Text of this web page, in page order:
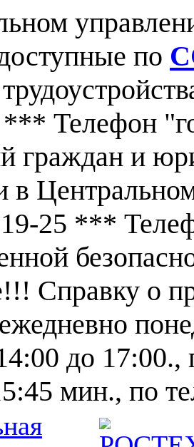
по
Телефон
граждан и
в
25 ***
Справку о
до 17:00.,
мин., по